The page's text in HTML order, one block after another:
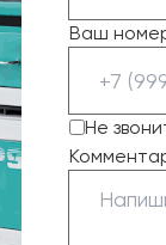
Ваш
Не